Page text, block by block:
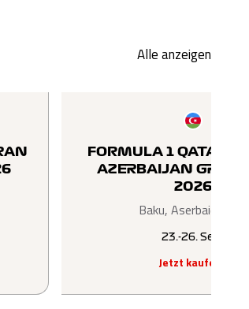
Alle anzeigen
FORMULA 1 QATAR
AZERBAIJAN
2026
Baku, Aserbaidschan
23.-26. Sep.
Jetzt kaufen